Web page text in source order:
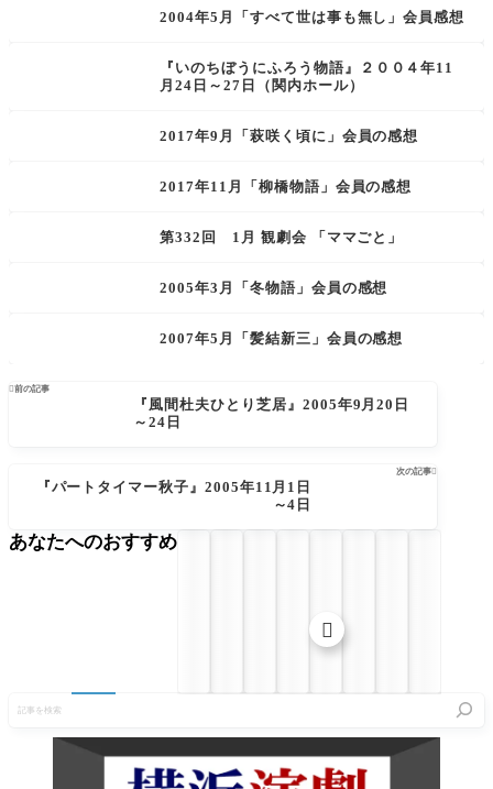
2004年5月「すべて世は事も無し」会員感想
『いのちぼうにふろう物語』２００４年11
月24日～27日（関内ホール）
2017年9月「萩咲く頃に」会員の感想
2017年11月「柳橋物語」会員の感想
第332回 1月 観劇会 「ママごと」
2005年3月「冬物語」会員の感想
2007年5月「髪結新三」会員の感想
前の記事
『風間杜夫ひとり芝居』2005年9月20日
～24日
次の記事
『パートタイマー秋子』2005年11月1日
～4日
あなたへのおすすめ
